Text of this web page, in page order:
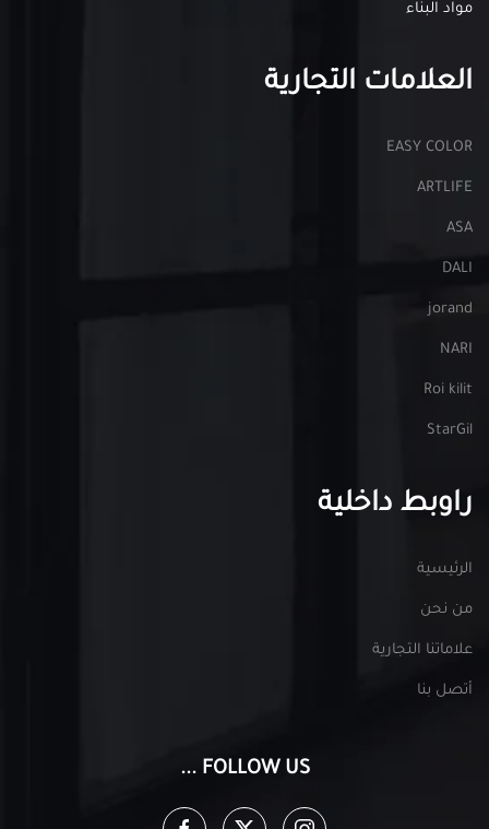
مواد البناء
العلامات التجارية
EASY COLOR
ARTLIFE
ASA
DALI
jorand
NARI
Roi kilit
StarGil
راوبط داخلية
الرئيسية
من نحن
علاماتنا التجارية
أتصل بنا
FOLLOW US ...